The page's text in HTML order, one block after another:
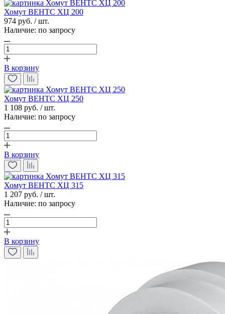
Хомут ВЕНТС ХЦ 200
974 руб. / шт.
Наличие: по запросу
В корзину
Хомут ВЕНТС ХЦ 250
1 108 руб. / шт.
Наличие: по запросу
В корзину
Хомут ВЕНТС ХЦ 315
1 207 руб. / шт.
Наличие: по запросу
В корзину